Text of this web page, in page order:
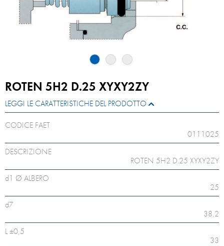
ROTEN 5H2 D.25 XYXY2ZY
LEGGI LE CARATTERISTICHE DEL PRODOTTO
CODICE FAET
0111025
DESCRIZIONE
ROTEN 5H2 D.25 XYXY2ZY
d1 Ø ALBERO
25
d7
38,2
L ±0,5
33